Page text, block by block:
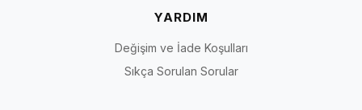
YARDIM
Değişim ve İade Koşulları
Sıkça Sorulan Sorular